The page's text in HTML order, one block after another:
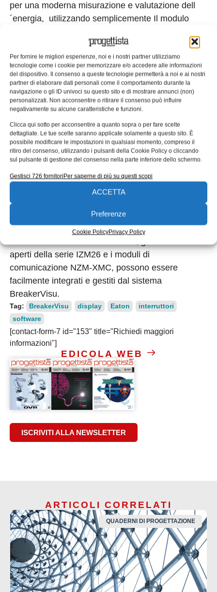
Per fornire le migliori esperienze, noi e i nostri partner utilizziamo
tecnologie come i cookie per memorizzare e/o accedere alle informazioni
del dispositivo. Il consenso a queste tecnologie permetterà a noi e ai nostri
partner di elaborare dati personali come il comportamento durante la
navigazione o gli ID univoci su questo sito e di mostrare annunci (non)
personalizzati. Non acconsentire o ritirare il consenso può influire
negativamente su alcune caratteristiche e funzioni.
Clicca qui sotto per acconsentire a quanto sopra o per fare scelte
dettagliate. Le tue scelte saranno applicate solamente a questo sito. È
possibile modificare le impostazioni in qualsiasi momento, compreso il
ritiro del consenso, utilizzando i pulsanti della Cookie Policy o cliccando
sul pulsante di gestione del consenso nella parte inferiore dello schermo.
Gestisci 726 fornitoriPer saperne di più su questi scopi
ACCETTA
Preferenze
Cookie PolicyPrivacy Policy
per una moderna misurazione e valutazione dell
´energia, utilizzando semplicemente Il modulo
modulo TC (TC: trasduttore) permette di utilizzare i
trasformatori di corrente (T.A.), le derivazioni
voltmetriche e il cablaggio esistente di una
macchina o di un impianto. Il modulo, per il
montaggio su guida DIN, può essere installato
rapidamente e con un limitato lavoro di cablaggio,
può essere integrato nel BreakerVisu tramite
Modbus RTU. E´ possibile anche collegarlo a TA
standard con corrente secondaria di 5 A. Il
rapporto di trasformazione e le altre impostazioni
possono essere gestiti comodamente tramite
Modbus Configurator fornito da Eaton. Grazie alla
sue dimensioni compatte, il modulo può essere
installato in ogni tipologia di quadro elettrico.
Gli interruttori scatolati NZM, gli interruttori aperti
aperti della serie IZM26 e i moduli di
comunicazione NZM-XMC, possono essere
facilmente integrati e gestiti dal sistema
BreakerVisu.
Tag: BreakerVisu display Eaton
interruttori
software
[contact-form-7 id="153" title="Richiedi maggiori
informazioni"]
EDICOLA WEB
ISCRIVITI ALLA NEWSLETTER
ARTICOLI CORRELATI
QUADERNI DI PROGETTAZIONE